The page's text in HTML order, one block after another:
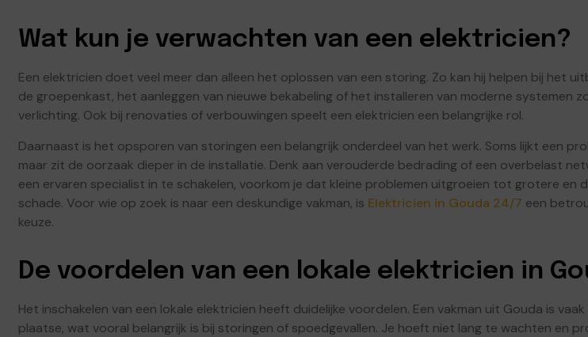
Wat kun je verwachten van een elektricien?
Een elektricien doet veel meer dan alleen het oplossen van een storing. Zo kan hij helpen bij het
de groepenkast, het aanleggen van nieuwe bekabeling of het installeren van moderne systemen
verlichting. Ook bij renovaties of verbouwingen speelt een elektricien een belangrijke rol.
Daarnaast is het opsporen van storingen een belangrijk onderdeel van het werk. Soms lijkt een
maar zit de oorzaak dieper in de installatie. Denk aan verouderde bedrading of een overbelast
een ervaren specialist in te schakelen, voorkom je dat kleine problemen uitgroeien tot grotere en
schade. Voor wie op zoek is naar een deskundige vakman, is Elektricien in Gouda 24/7 een
keuze.
De voordelen van een lokale elektricien in
Het inschakelen van een lokale elektricien heeft duidelijke voordelen. Een vakman uit Gouda is
plaatse, wat vooral belangrijk is bij storingen of spoedgevallen. Je hoeft niet lang te wachten en